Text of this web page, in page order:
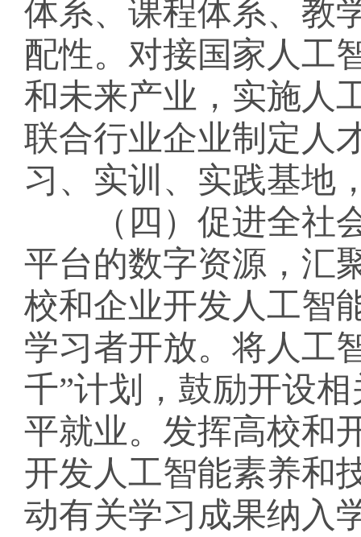
体系、课程体系、教
配性。对接国家人工
和未来产业，实施人
联合行业企业制定人
习、实训、实践基地
（四）促进全社会
平台的数字资源，汇
校和企业开发人工智
学习者开放。将人工
千”计划，鼓励开设
平就业。发挥高校和
开发人工智能素养和
动有关学习成果纳入